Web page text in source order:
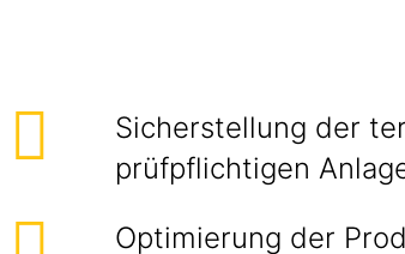
Sicherstellung der
prüfpflichtigen
Optimierung der